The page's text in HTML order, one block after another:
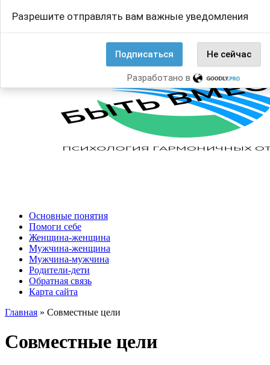
содержанию
for:
Основные понятия
Помоги себе
Женщина-женщина
Мужчина-женщина
Мужчина-мужчина
Родители-дети
Обратная связь
Карта сайта
Главная » Совместные цели
Совместные цели
Разрешите отправлять вам важные уведомления
Подписаться Не сейчас
Разработано в